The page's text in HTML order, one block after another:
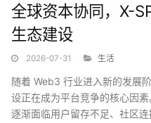
长久以来，传统素金饰品...
全球资本协同，X-
生态建设
2026-07-31 生活
随着 Web3 行业进入新的发展
设正在成为平台竞争的核心因
逐渐面临用户留存不足、社区